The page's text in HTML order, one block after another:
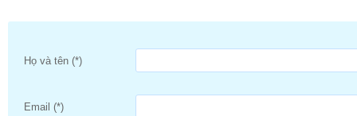
Họ và tên (*)
Email (*)